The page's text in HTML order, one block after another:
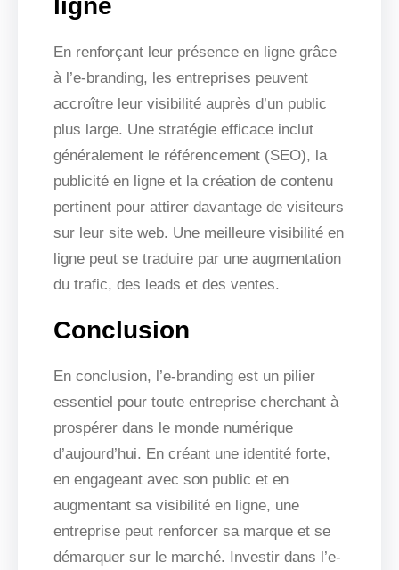
En renforçant leur présence en ligne grâce
à l’e-branding, les entreprises peuvent
accroître leur visibilité auprès d’un public
plus large. Une stratégie efficace inclut
généralement le référencement (SEO), la
publicité en ligne et la création de contenu
pertinent pour attirer davantage de visiteurs
sur leur site web. Une meilleure visibilité en
ligne peut se traduire par une augmentation
du trafic, des leads et des ventes.
Conclusion
En conclusion, l’e-branding est un pilier
essentiel pour toute entreprise cherchant à
prospérer dans le monde numérique
d’aujourd’hui. En créant une identité forte,
en engageant avec son public et en
augmentant sa visibilité en ligne, une
entreprise peut renforcer sa marque et se
démarquer sur le marché. Investir dans l’e-